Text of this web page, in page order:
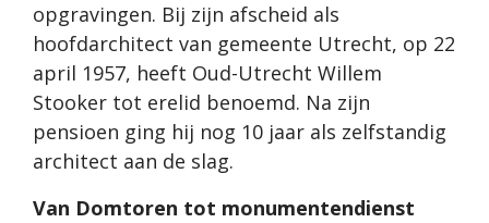
opgravingen. Bij zijn afscheid als
hoofdarchitect van gemeente Utrecht, op 22
april 1957, heeft Oud-Utrecht Willem
Stooker tot erelid benoemd. Na zijn
pensioen ging hij nog 10 jaar als zelfstandig
architect aan de slag.
Van Domtoren tot monumentendienst